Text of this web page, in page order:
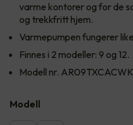
varme kontorer og for de
og trekkfritt hjem.
Varmepumpen fungerer
Finnes i 2 modeller: 9 og 12.
Modell nr.
Modell